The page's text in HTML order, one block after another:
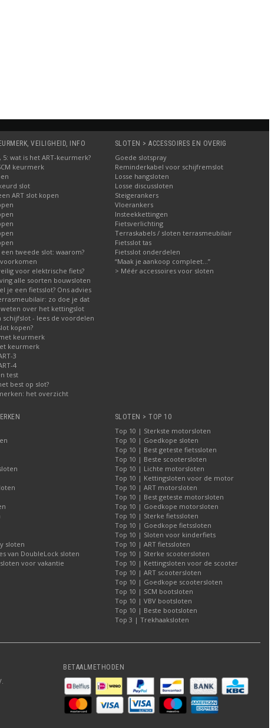
VEILIGHEID, INFO
5: wat is het ART-keurmerk?
keurmerk
slot
ART slot kopen
tweede slot: waarom?
voor elektrische fiets?
alle soorten bouwsloten
je een fietsslot? Ons advies
zo doe je dat
over het kettingslot
schijfslot - lees de voordelen
kopen?
keurmerk
keurmerk
3
4
test
best op slot?
het overzicht
SLOTEN > ACCESSOIRES EN OVERIG
Goede slotspray
Reminderkabel voor schijfremslot
Losse hangsloten
Losse discussloten
Steigerankers
Vloerankers
Insteekkettingen
Fietsverlichting
Terraskabels / sloten terrasmeubilair
Fietsslot tas
Fietsslot onderdelen
“Maak je aankoop compleet…”
> Méér accessoires voor sloten
sloten
van DoubleLock sloten
voor vakantie
SLOTEN > TOP 10
Top 10 | Sterkste motorsloten
Top 10 | Goedkope sloten
Top 10 | Best geteste fietssloten
Top 10 | Beste scootersloten
Top 10 | Lichte motorsloten
Top 10 | Kettingsloten voor de motor
Top 10 | ART motorsloten
Top 10 | Best geteste motorsloten
Top 10 | Goedkope motorsloten
Top 10 | Sterke fietssloten
Top 10 | Goedkope fietssloten
Top 10 | Sloten voor kinderfiets
Top 10 | ART fietssloten
Top 10 | Sterke scootersloten
Top 10 | Kettingsloten voor de scooter
Top 10 | ART scootersloten
Top 10 | Goedkope scootersloten
Top 10 | SCM bootsloten
Top 10 | VBV bootsloten
Top 10 | Beste bootsloten
Top 3 | Trekhaaksloten
BETAALMETHODEN